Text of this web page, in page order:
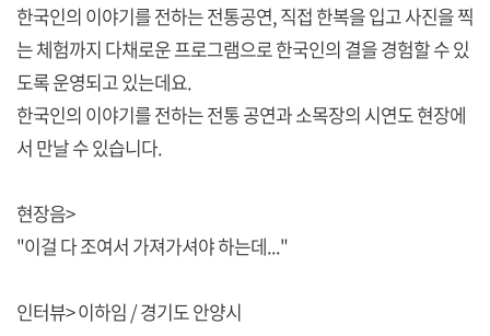
한국인의 이야기를 전하는 전통공연, 직접 한복을 입고 사진을 찍
는 체험까지 다채로운 프로그램으로 한국인의 결을 경험할 수 있
도록 운영되고 있는데요.
한국인의 이야기를 전하는 전통 공연과 소목장의 시연도 현장에
서 만날 수 있습니다.
현장음>
"이걸 다 조여서 가져가셔야 하는데..."
인터뷰> 이하임 / 경기도 안양시